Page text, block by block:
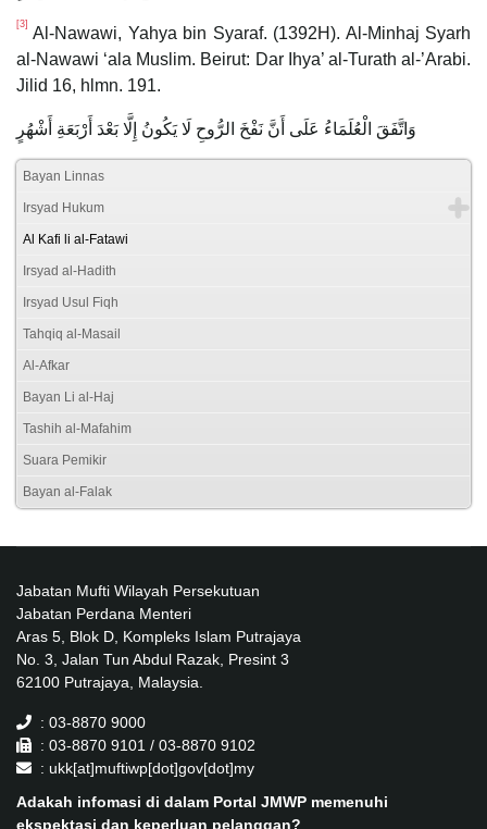
[3] Al-Nawawi, Yahya bin Syaraf. (1392H). Al-Minhaj Syarh
al-Nawawi ‘ala Muslim. Beirut: Dar Ihya’ al-Turath al-’Arabi.
Jilid 16, hlmn. 191.
‌وَاتَّفَقَ ‌الْعُلَمَاءُ ‌عَلَى ‌أَنَّ ‌نَفْخَ ‌الرُّوحِ ‌لَا ‌يَكُونُ ‌إِلَّا ‌بَعْدَ ‌أَرْبَعَةِ ‌أَشْهُرٍ
Bayan Linnas
Irsyad Hukum
Al Kafi li al-Fatawi
Irsyad al-Hadith
Irsyad Usul Fiqh
Tahqiq al-Masail
Al-Afkar
Bayan Li al-Haj
Tashih al-Mafahim
Suara Pemikir
Bayan al-Falak
Jabatan Mufti Wilayah Persekutuan
Jabatan Perdana Menteri
Aras 5, Blok D, Kompleks Islam Putrajaya
No. 3, Jalan Tun Abdul Razak, Presint 3
62100 Putrajaya, Malaysia.
: 03-8870 9000
: 03-8870 9101 / 03-8870 9102
: ukk[at]muftiwp[dot]gov[dot]my
Adakah infomasi di dalam Portal JMWP memenuhi
ekspektasi dan keperluan pelanggan?